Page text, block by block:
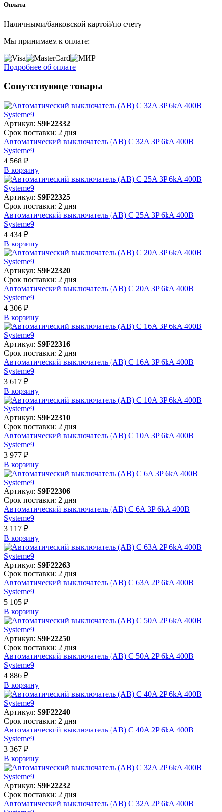
Оплата
Наличными/банковской картой/по счету
Мы принимаем к оплате:
Подробнее об оплате
Сопутствующе товары
Артикул: S9F22332
Срок поставки: 2 дня
Автоматический выключатель (АВ) C 32A 3P 6kA 400В
Systeme9
4 568 ₽
В корзинy
Артикул: S9F22325
Срок поставки: 2 дня
Автоматический выключатель (АВ) C 25A 3P 6kA 400В
Systeme9
4 434 ₽
В корзинy
Артикул: S9F22320
Срок поставки: 2 дня
Автоматический выключатель (АВ) C 20A 3P 6kA 400В
Systeme9
4 306 ₽
В корзинy
Артикул: S9F22316
Срок поставки: 2 дня
Автоматический выключатель (АВ) C 16A 3P 6kA 400В
Systeme9
3 617 ₽
В корзинy
Артикул: S9F22310
Срок поставки: 2 дня
Автоматический выключатель (АВ) C 10A 3P 6kA 400В
Systeme9
3 977 ₽
В корзинy
Артикул: S9F22306
Срок поставки: 2 дня
Автоматический выключатель (АВ) C 6A 3P 6kA 400В
Systeme9
3 117 ₽
В корзинy
Артикул: S9F22263
Срок поставки: 2 дня
Автоматический выключатель (АВ) C 63A 2P 6kA 400В
Systeme9
5 105 ₽
В корзинy
Артикул: S9F22250
Срок поставки: 2 дня
Автоматический выключатель (АВ) C 50A 2P 6kA 400В
Systeme9
4 886 ₽
В корзинy
Артикул: S9F22240
Срок поставки: 2 дня
Автоматический выключатель (АВ) C 40A 2P 6kA 400В
Systeme9
3 367 ₽
В корзинy
Артикул: S9F22232
Срок поставки: 2 дня
Автоматический выключатель (АВ) C 32A 2P 6kA 400В